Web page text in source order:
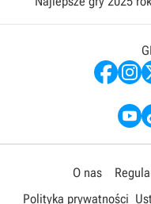
O nas
Polityka prywatności